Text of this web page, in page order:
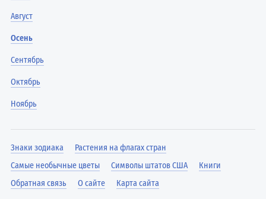
Август
Осень
Сентябрь
Октябрь
Ноябрь
Знаки зодиака
Растения на флагах стран
Самые необычные цветы
Символы штатов США
Книги
Обратная связь
О сайте Карта сайта